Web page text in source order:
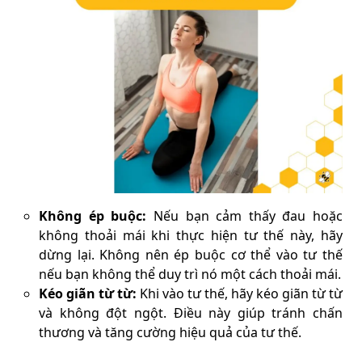
Không ép buộc: Nếu bạn cảm thấy đau hoặc
không thoải mái khi thực hiện tư thế này, hãy
dừng lại. Không nên ép buộc cơ thể vào tư thế
nếu bạn không thể duy trì nó một cách thoải mái.
Kéo giãn từ từ: Khi vào tư thế, hãy kéo giãn từ từ
và không đột ngột. Điều này giúp tránh chấn
thương và tăng cường hiệu quả của tư thế.